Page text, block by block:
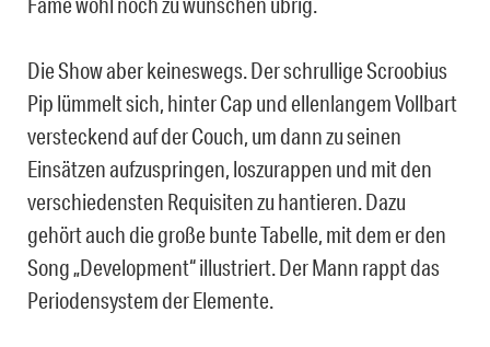
Die Show aber keineswegs. Der schrullige Scroobius
Pip lümmelt sich, hinter Cap und ellenlangem Vollbart
versteckend auf der Couch, um dann zu seinen
Einsätzen aufzuspringen, loszurappen und mit den
verschiedensten Requisiten zu hantieren. Dazu
gehört auch die große bunte Tabelle, mit dem er den
Song „Development“ illustriert. Der Mann rappt das
Periodensystem der Elemente.